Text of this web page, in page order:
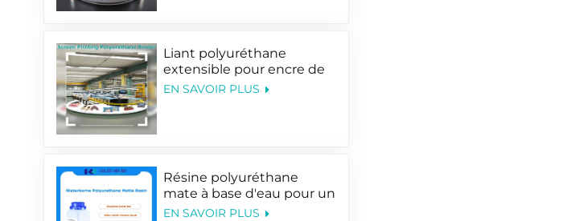
Liant polyuréthane
extensible pour encre de
sérigraphie textile
EN SAVOIR PLUS
Résine polyuréthane
mate à base d'eau pour un
toucher doux
EN SAVOIR PLUS